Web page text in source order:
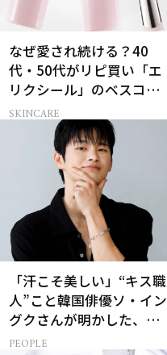
なぜ愛され続ける？40
代・50代がリピ買い「エ
リクシール」のベスコス
受賞名品3選
SKINCARE
「汗こそ美しい」“キス職
人”こと韓国俳優ソ・イン
グクさんが明かした、惹
かれる人の条件とは
PEOPLE